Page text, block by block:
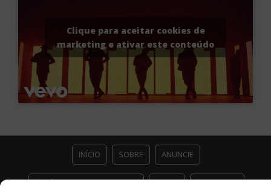
Clique para aceitar cookies de
marketing e ativar este conteúdo
INÍCIO SOBRE ANUNCIE
ESTÚDIO ACESSO CULTURAL GUIAS PARCEIROS